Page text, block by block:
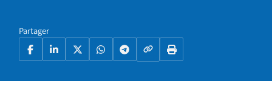
Partager
FacebookLinkedIn
X WhatsAppTelegramCopier le lien
Imprimer la page